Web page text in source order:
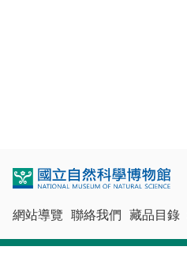
網站導覽 聯絡我們 藏品目錄